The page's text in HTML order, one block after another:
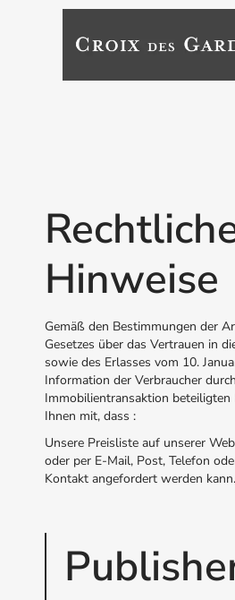
Hinweise
Gemäß den Bestimmungen der
Gesetzes über das Vertrauen in
sowie des Erlasses vom 10.
Information der Verbraucher
Immobilientransaktion beteiligten
Ihnen mit, dass :
Unsere Preisliste auf unserer
oder per E-Mail, Post, Telefon
Kontakt angefordert werden kann.